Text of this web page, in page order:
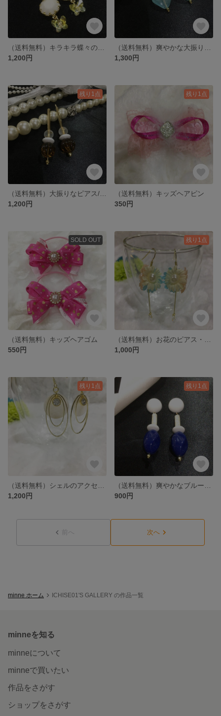
1,200円
1,300円
残り1点
1,200円
残り1点
（送料無料）キッズヘアピン
350円
SOLD OUT
（送料無料）キッズヘアゴム
550円
残り1点
1,000円
残り1点
1,200円
残り1点
900円
前へ 次へ
minne ホーム ICHISE01'S GALLERY の作品一覧
minneを知る
minneについて
minneで買いたい
作品をさがす
ショップをさがす